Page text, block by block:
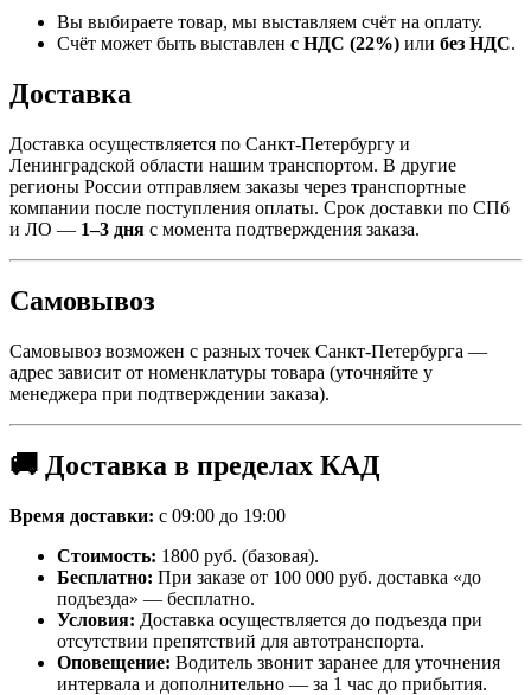
Вы выбираете товар, мы выставляем счёт на оплату.
Счёт может быть выставлен с НДС (22%) или без НДС.
Доставка
Доставка осуществляется по Санкт-Петербургу и
Ленинградской области нашим транспортом. В другие
регионы России отправляем заказы через транспортные
компании после поступления оплаты. Срок доставки по СПб
и ЛО — 1–3 дня с момента подтверждения заказа.
Самовывоз
Самовывоз возможен с разных точек Санкт-Петербурга —
адрес зависит от номенклатуры товара (уточняйте у
менеджера при подтверждении заказа).
🚚 Доставка в пределах КАД
Время доставки: с 09:00 до 19:00
Стоимость: 1800 руб. (базовая).
Бесплатно: При заказе от 100 000 руб. доставка «до
подъезда» — бесплатно.
Условия: Доставка осуществляется до подъезда при
отсутствии препятствий для автотранспорта.
Оповещение: Водитель звонит заранее для уточнения
интервала и дополнительно — за 1 час до прибытия.